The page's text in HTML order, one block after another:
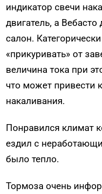
индикатор свечи
двигатель, а Вебасто
салон.
«прикуривать» от
величина тока при
что может привести
накаливания.
Понравился климат
ездил с
было тепло.
Тормоза очень